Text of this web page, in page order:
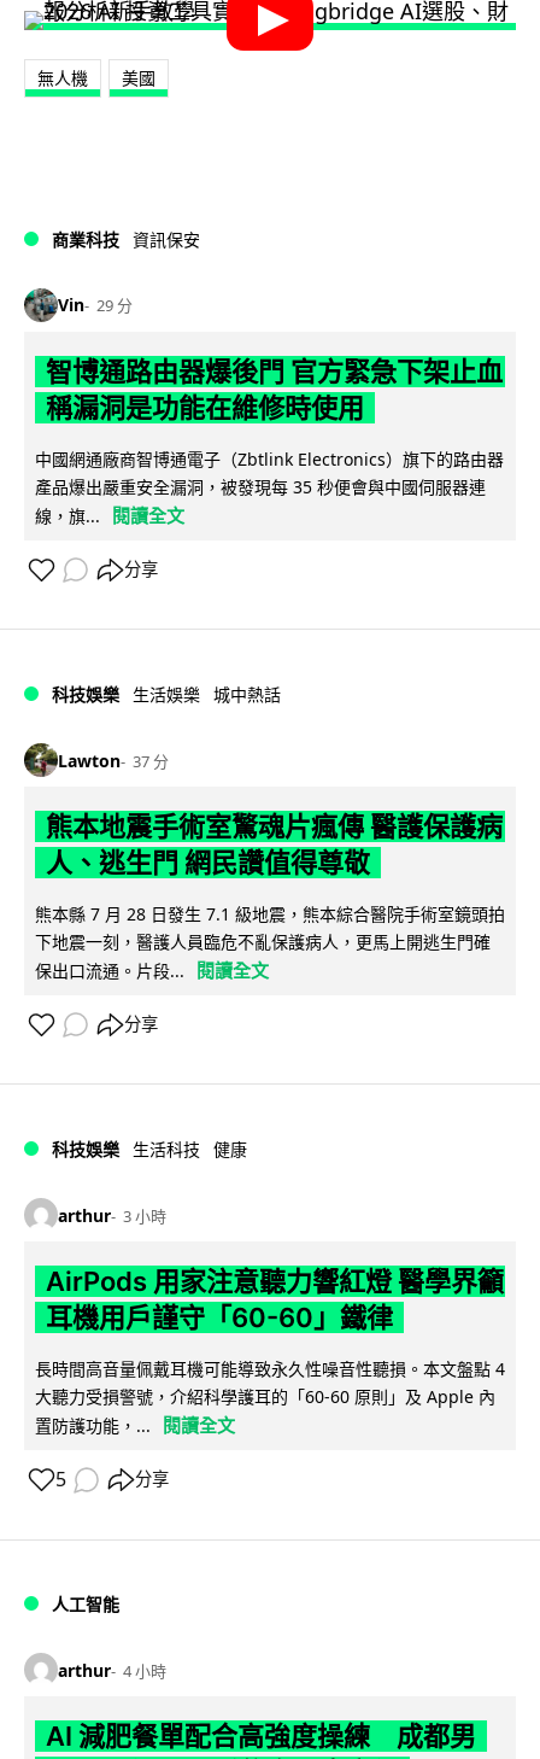
無人機 美國
商業科技 資訊保安
Vin 29 分
智博通路由器爆後門 官方緊急下架止血
稱漏洞是功能在維修時使用
中國網通廠商智博通電子（Zbtlink Electronics）旗下的路由器
產品爆出嚴重安全漏洞，被發現每 35 秒便會與中國伺服器連
線，旗...
閱讀全文
分享
科技娛樂 生活娛樂 城中熱話
Lawton 37 分
熊本地震手術室驚魂片瘋傳 醫護保護病
人、逃生門 網民讚值得尊敬
熊本縣 7 月 28 日發生 7.1 級地震，熊本綜合醫院手術室鏡頭拍
下地震一刻，醫護人員臨危不亂保護病人，更馬上開逃生門確
保出口流通。片段...
閱讀全文
分享
科技娛樂 生活科技 健康
arthur 3 小時
AirPods 用家注意聽力響紅燈 醫學界籲
耳機用戶謹守「60-60」鐵律
長時間高音量佩戴耳機可能導致永久性噪音性聽損。本文盤點 4
大聽力受損警號，介紹科學護耳的「60-60 原則」及 Apple 內
置防護功能，...
閱讀全文
5 分享
人工智能
arthur 4 小時
AI 減肥餐單配合高強度操練 成都男